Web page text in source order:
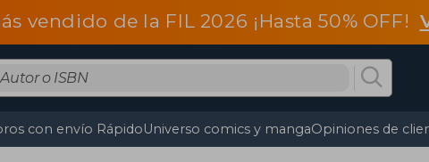
vendido de la FIL 2026 ¡Hasta 50% OFF!
con envío RápidoUniverso comics y mangaOpiniones de